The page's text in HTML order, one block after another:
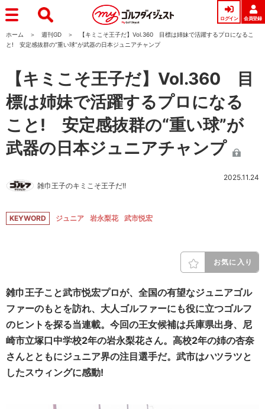
ログイン 会員登録
ホーム 週刊GD
【キミこそ王子だ】Vol.360 目標は姉妹で活躍するプロになるこ
と! 安定感抜群の“重い球”が武器の日本ジュニアチャンプ
【キミこそ王子だ】Vol.360 目
標は姉妹で活躍するプロになる
こと! 安定感抜群の“重い球”が
武器の日本ジュニアチャンプ
雑巾王子のキミこそ王子だ!!
2025.11.24
KEYWORD ジュニア 岩永梨花 武市悦宏
お気に入り
雑巾王子こと武市悦宏プロが、全国の有望なジュニアゴル
ファーのもとを訪れ、大人ゴルファーにも役に立つゴルフ
のヒントを探る当連載。今回の王女候補は兵庫県出身、尼
崎市立塚口中学校2年の岩永梨花さん。高校2年の姉の杏奈
さんとともにジュニア界の注目選手だ。武市はハツラツと
したスウィングに感動!